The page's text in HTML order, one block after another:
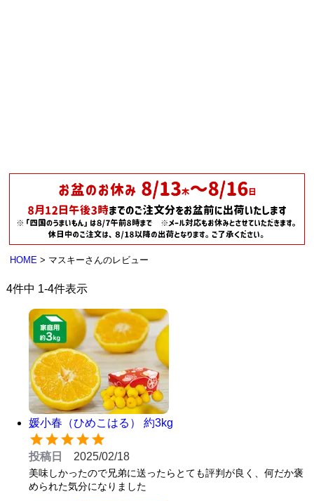
HOME マスキーさんのレビュー
4件中 1-4件表示
媛小春（ひめこはる） 約3kg
投稿日 2025/02/18
美味しかったので兄弟に送ったらとても評判が良く、何だか褒
められた気分になりました